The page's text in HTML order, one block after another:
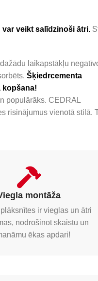
var veikt salīdzinoši ātri.
laikapstākļu
Šķiedrcementa
kopšana!
populārāks. CEDRAL
risinājumus vienotā stilā.
montāža
ir vieglas un ātri
nodrošinot skaistu un
ēkas apdari!